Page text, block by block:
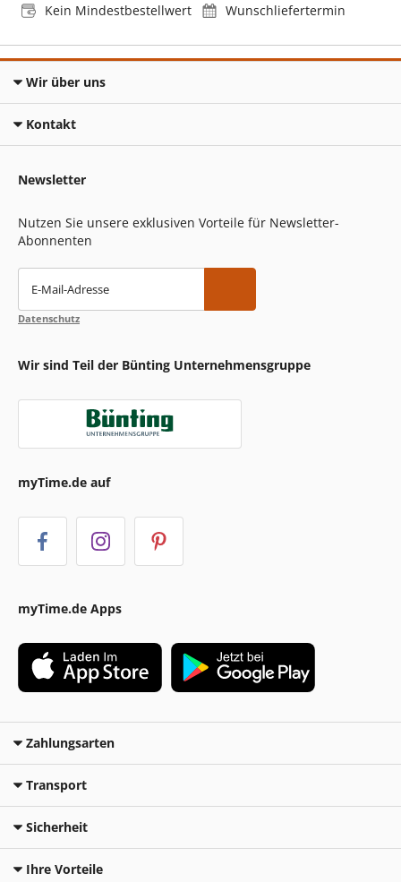
Kein Mindestbestellwert
Wunschliefertermin
Wir über uns
Kontakt
Newsletter
Nutzen Sie unsere exklusiven Vorteile für Newsletter-
Abonnenten
E-Mail-Adresse
Datenschutz
Wir sind Teil der Bünting Unternehmensgruppe
myTime.de auf
myTime.de Apps
Zahlungsarten
Transport
Sicherheit
Ihre Vorteile